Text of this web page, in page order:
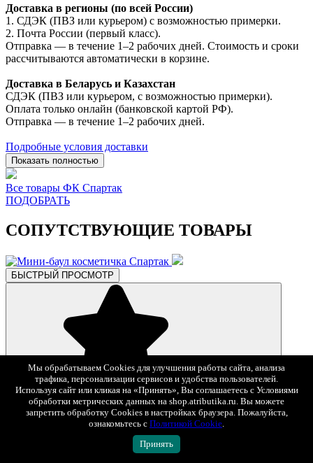
Доставка в регионы (по всей России)
1. СДЭК (ПВЗ или курьером) с возможностью примерки.
2. Почта России (первый класс).
Отправка — в течение 1–2 рабочих дней. Стоимость и сроки
рассчитываются автоматически в корзине.
Доставка в Беларусь и Казахстан
СДЭК (ПВЗ или курьером, с возможностью примерки).
Оплата только онлайн (банковской картой РФ).
Отправка — в течение 1–2 рабочих дней.
Подробные условия доставки
Показать полностью
Все товары ФК Спартак
ПОДОБРАТЬ
СОПУТСТВУЮЩИЕ ТОВАРЫ
БЫСТРЫЙ ПРОСМОТР
В избранное
2 490 ₽
Мини-баул косметичка Спартак
Мы обрабатываем Cookies для улучшения работы сайта, анализа
трафика, персонализации сервисов и удобства пользователей.
Используя сайт или кликая на «Принять», Вы соглашаетесь с Условиями
обработки метрических данных на shop.atributika.ru. Вы можете
запретить обработку Cookies в настройках браузера. Пожалуйста,
ознакомьтесь с Политикой Cookie.
Принять